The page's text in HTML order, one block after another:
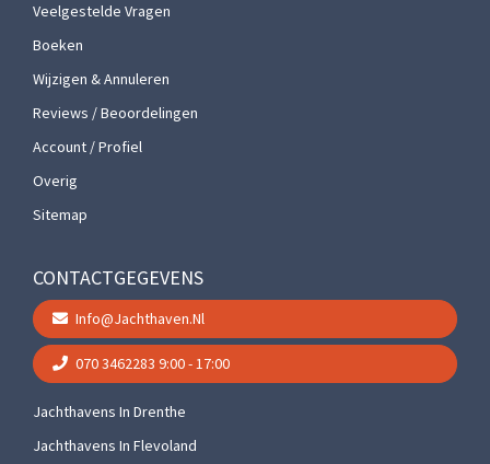
Veelgestelde Vragen
Boeken
Wijzigen & Annuleren
Reviews / Beoordelingen
Account / Profiel
Overig
Sitemap
CONTACTGEGEVENS
Info@jachthaven.nl
070 3462283 9:00 - 17:00
Jachthavens In Drenthe
Jachthavens In Flevoland